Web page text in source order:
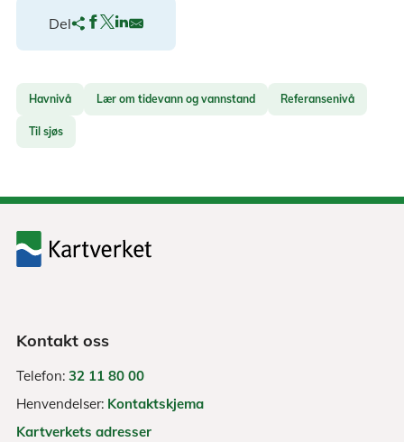
Del
Havnivå Lær om tidevann og vannstand Referansenivå
Til sjøs
Kontakt oss
Telefon: 32 11 80 00
Henvendelser: Kontaktskjema
Kartverkets adresser